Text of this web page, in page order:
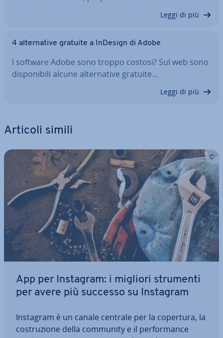
Leggi di più
4 al­ter­na­ti­ve gratuite a InDesign di Adobe
I software Adobe sono troppo costosi? Sul web sono
di­spo­ni­bi­li alcune al­ter­na­ti­ve gratuite…
Leggi di più
Articoli simili
App per Instagram: i migliori strumenti
per avere più successo su Instagram
Instagram è un canale centrale per la copertura, la
co­stru­zio­ne della community e il per­for­man­ce